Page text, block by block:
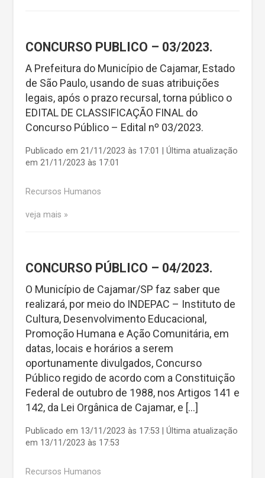
CONCURSO PUBLICO – 03/2023.
A Prefeitura do Município de Cajamar, Estado
de São Paulo, usando de suas atribuições
legais, após o prazo recursal, torna público o
EDITAL DE CLASSIFICAÇÃO FINAL do
Concurso Público – Edital nº 03/2023.
Publicado em 21/11/2023 às 17:01 | Última atualização
em 21/11/2023 às 17:01
Recursos Humanos
veja mais
CONCURSO PÚBLICO – 04/2023.
O Município de Cajamar/SP faz saber que
realizará, por meio do INDEPAC – Instituto de
Cultura, Desenvolvimento Educacional,
Promoção Humana e Ação Comunitária, em
datas, locais e horários a serem
oportunamente divulgados, Concurso
Público regido de acordo com a Constituição
Federal de outubro de 1988, nos Artigos 141 e
142, da Lei Orgânica de Cajamar, e […]
Publicado em 13/11/2023 às 17:53 | Última atualização
em 13/11/2023 às 17:53
Recursos Humanos